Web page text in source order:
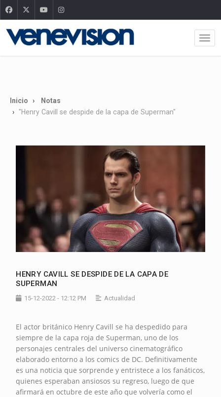
Inicio
Notas
"Henry Cavill se despide de la capa de Superman"
HENRY CAVILL SE DESPIDE DE LA CAPA DE
SUPERMAN
15-12-2022 - 12:12 PM Actualidad
El actor británico Henry Cavill se ha despedido para
siempre de la capa roja de Superman, uno de los
personajes centrales del universo cinematográfico
elaborado entorno a los comics de DC. Definitivamente
es una noticia que sorprende y entristece a los fanáticos,
quienes esperaban ansiosos su regreso, luego de que
afirmará en octubre de este año que volvería como el